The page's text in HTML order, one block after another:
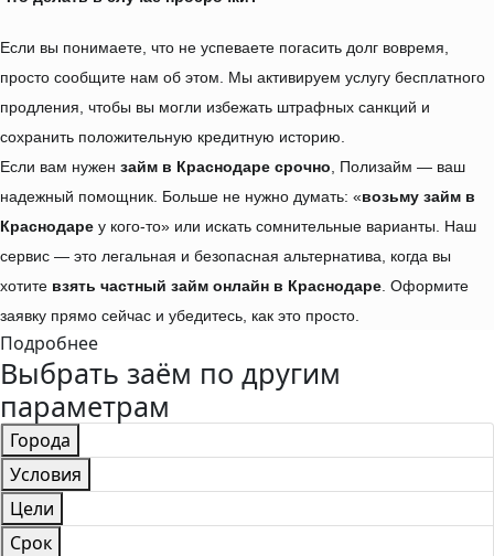
Если вы понимаете, что не успеваете погасить долг вовремя,
просто сообщите нам об этом. Мы активируем услугу бесплатного
продления, чтобы вы могли избежать штрафных санкций и
сохранить положительную кредитную историю.
Если вам нужен займ в Краснодаре срочно , Полизайм — ваш
надежный помощник. Больше не нужно думать: «возьму займ в
Краснодаре у кого-то» или искать сомнительные варианты. Наш
сервис — это легальная и безопасная альтернатива, когда вы
хотите взять частный займ онлайн в Краснодаре . Оформите
заявку прямо сейчас и убедитесь, как это просто.
Подробнее
Выбрать заём по другим
параметрам
Города
Условия
Цели
Срок